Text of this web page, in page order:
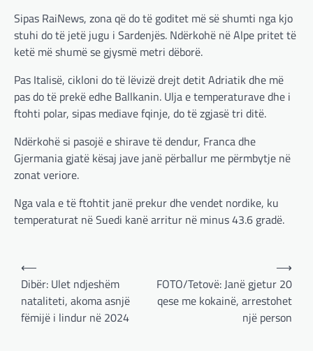
Sipas RaiNews, zona që do të goditet më së shumti nga kjo
stuhi do të jetë jugu i Sardenjës. Ndërkohë në Alpe pritet të
ketë më shumë se gjysmë metri dëborë.
Pas Italisë, cikloni do të lëvizë drejt detit Adriatik dhe më
pas do të prekë edhe Ballkanin. Ulja e temperaturave dhe i
ftohti polar, sipas mediave fqinje, do të zgjasë tri ditë.
Ndërkohë si pasojë e shirave të dendur, Franca dhe
Gjermania gjatë kësaj jave janë përballur me përmbytje në
zonat veriore.
Nga vala e të ftohtit janë prekur dhe vendet nordike, ku
temperaturat në Suedi kanë arritur në minus 43.6 gradë.
Post
navigation
⟵
Dibër: Ulet ndjeshëm
nataliteti, akoma asnjë
fëmijë i lindur në 2024
FOTO/Tetovë: Janë gjetur 20
qese me kokainë, arrestohet
një person
⟶
BOTA MË TË FUNDIT,OPINIONE,
RAJONI, SPECIALE
Gjermani, ekspertët sugjerojnë